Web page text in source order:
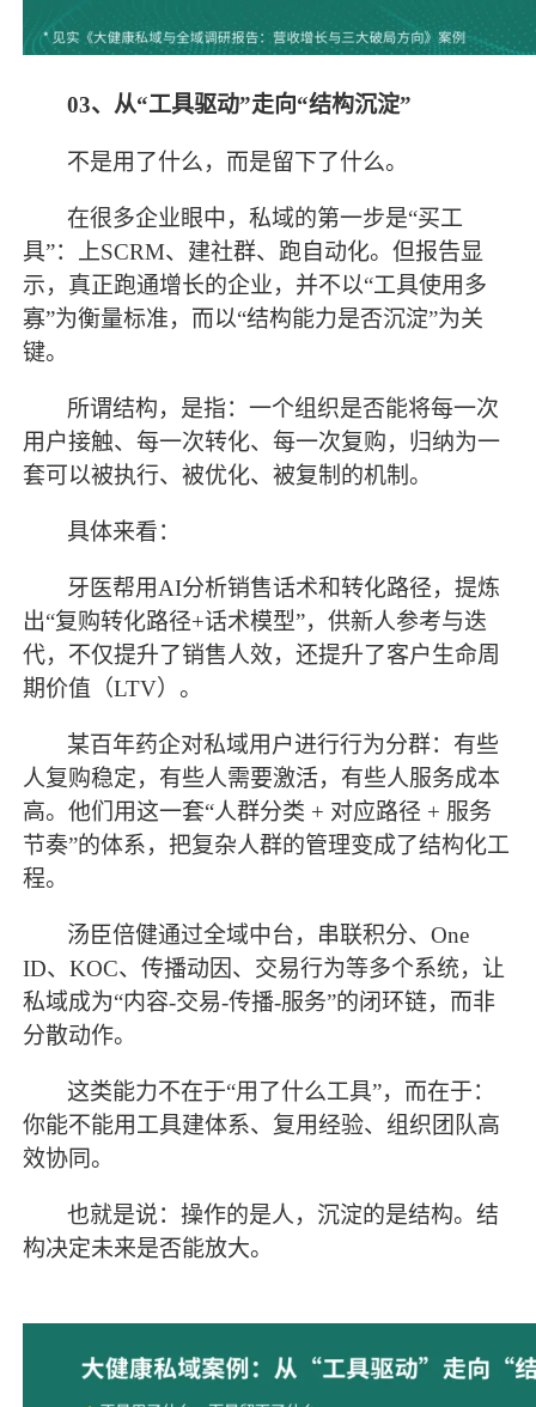
03、从“工具驱动”走向“结构沉淀”
不是用了什么，而是留下了什么。
在很多企业眼中，私域的第一步是“买工
具”：上SCRM、建社群、跑自动化。但报告显
示，真正跑通增长的企业，并不以“工具使用多
寡”为衡量标准，而以“结构能力是否沉淀”为关
键。
所谓结构，是指：一个组织是否能将每一次
用户接触、每一次转化、每一次复购，归纳为一
套可以被执行、被优化、被复制的机制。
具体来看：
牙医帮用AI分析销售话术和转化路径，提炼
出“复购转化路径+话术模型”，供新人参考与迭
代，不仅提升了销售人效，还提升了客户生命周
期价值（LTV）。
某百年药企对私域用户进行行为分群：有些
人复购稳定，有些人需要激活，有些人服务成本
高。他们用这一套“人群分类 + 对应路径 + 服务
节奏”的体系，把复杂人群的管理变成了结构化工
程。
汤臣倍健通过全域中台，串联积分、One
ID、KOC、传播动因、交易行为等多个系统，让
私域成为“内容-交易-传播-服务”的闭环链，而非
分散动作。
这类能力不在于“用了什么工具”，而在于：
你能不能用工具建体系、复用经验、组织团队高
效协同。
也就是说：操作的是人，沉淀的是结构。结
构决定未来是否能放大。